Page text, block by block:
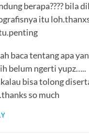
berapa???? bila
itu
baca tentang apa
belum ngerti yupz…..
bisa tolong
so much